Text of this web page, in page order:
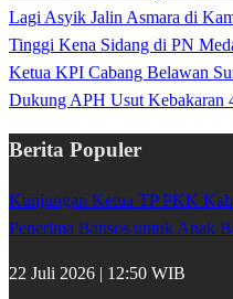
Lagi Asyik Jalin Asmara di
Tinggi Kena Sidang di PN
Ketua KPI Cabang Belawan
Dukung APH Usut Kebakaran
Berita Populer
Kunjungan Ketua TP PKK
Penerima Bansos untuk Anak
22 Juli 2026 | 12:50 WIB